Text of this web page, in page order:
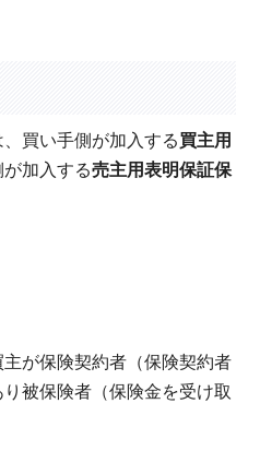
買い手側が加入する買主用
が加入する売主用表明保証保
が保険契約者（保険契約者
被保険者（保険金を受け取